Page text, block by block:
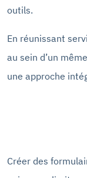
outils.
En réunissant
au sein d’un
une approche
Créer des